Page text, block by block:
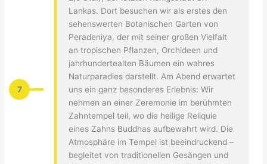
7
Lankas. Dort besuchen wir als erstes den
sehenswerten Botanischen Garten von
Peradeniya, der mit seiner großen Vielfalt
an tropischen Pflanzen, Orchideen und
jahrhundertealten Bäumen ein wahres
Naturparadies darstellt. Am Abend erwartet
uns ein ganz besonderes Erlebnis: Wir
nehmen an einer Zeremonie im berühmten
Zahntempel teil, wo die heilige Reliquie
eines Zahns Buddhas aufbewahrt wird. Die
Atmosphäre im Tempel ist beeindruckend –
begleitet von traditionellen Gesängen und